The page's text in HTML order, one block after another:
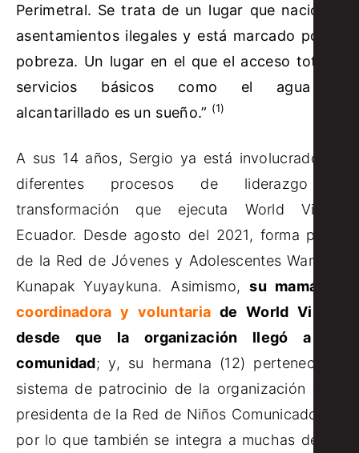
Perimetral. Se trata de un lugar que nació de
asentamientos ilegales y está marcado por la
pobreza. Un lugar en el que el acceso total a
servicios básicos como el agua o
alcantarillado es un sueño.” (1)
A sus 14 años, Sergio ya está involucrado en
diferentes procesos de liderazgo y
transformación que ejecuta World Vision
Ecuador. Desde agosto del 2021, forma parte
de la Red de Jóvenes y Adolescentes Wambra
Kunapak Yuyaykuna. Asimismo,su mamá es
coordinadora y voluntaria de World Vision
desde que la organización llegó a su
comunidad; y, su hermana (12) pertenece al
sistema de patrocinio de la organización y es
presidenta de la Red de Niños Comunicadores,
por lo que también se integra a muchas de las